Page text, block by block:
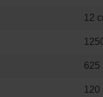
12
625
120